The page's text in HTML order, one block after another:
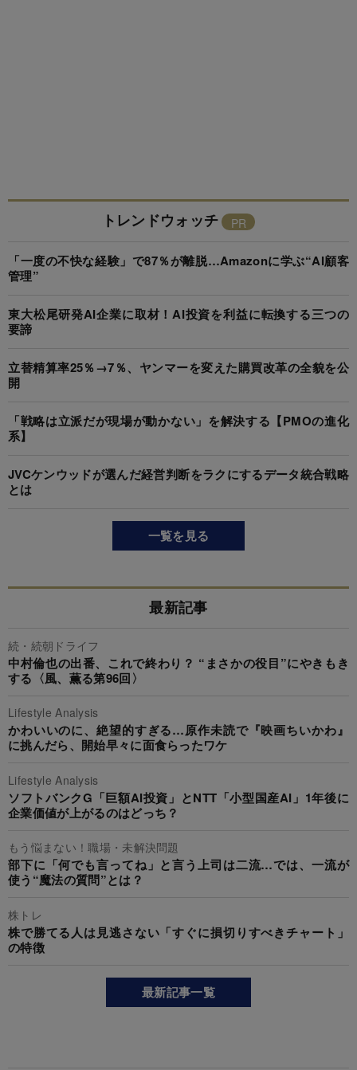
トレンドウォッチ
「一度の不快な経験」で87％が離脱…Amazonに学ぶ“AI顧客
管理”
東大松尾研発AI企業に取材！AI投資を利益に転換する三つの
要諦
立替精算率25％→7％、ヤンマーを変えた購買改革の全貌を公
開
「戦略は立派だが現場が動かない」を解決する【PMOの進化
系】
JVCケンウッドが選んだ経営判断をラクにするデータ統合戦略
とは
一覧を見る
最新記事
続・続朝ドライフ
中村倫也の出番、これで終わり？ “まさかの役目”にやきもき
する〈風、薫る第96回〉
Lifestyle Analysis
かわいいのに、絶望的すぎる…原作未読で『映画ちいかわ』
に挑んだら、開始早々に面食らったワケ
Lifestyle Analysis
ソフトバンクG「巨額AI投資」とNTT「小型国産AI」1年後に
企業価値が上がるのはどっち？
もう悩まない！職場・未解決問題
部下に「何でも言ってね」と言う上司は二流…では、一流が
使う“魔法の質問”とは？
株トレ
株で勝てる人は見逃さない「すぐに損切りすべきチャート」
の特徴
最新記事一覧